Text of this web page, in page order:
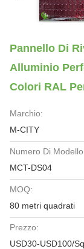
Pannello Di
Alluminio
Colori RAL
Marchio:
M-CITY
Numero Di
MCT-DS04
MOQ:
80 metri quadrati
Prezzo:
USD30-USD100/